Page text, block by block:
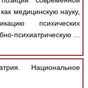
медицинскую науку,
психических
психиатрическую ...
Национальное